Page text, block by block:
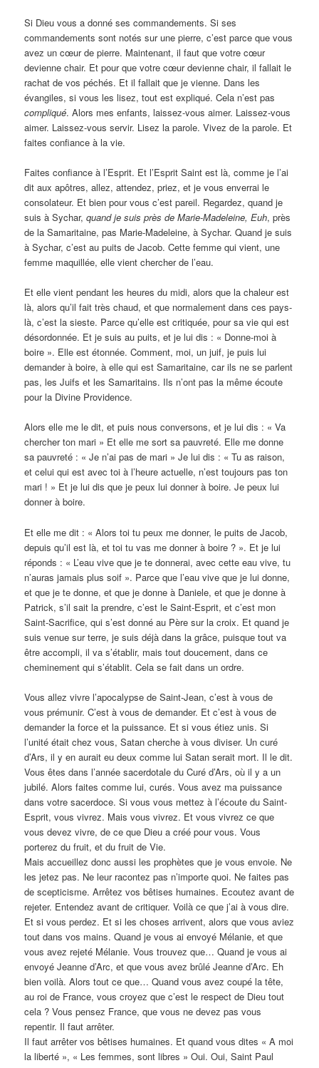
Si Dieu vous a donné ses commandements. Si ses
commandements sont notés sur une pierre, c’est parce que vous
avez un cœur de pierre. Maintenant, il faut que votre cœur
devienne chair. Et pour que votre cœur devienne chair, il fallait le
rachat de vos péchés. Et il fallait que je vienne. Dans les
évangiles, si vous les lisez, tout est expliqué. Cela n’est pas
compliqué. Alors mes enfants, laissez-vous aimer. Laissez-vous
aimer. Laissez-vous servir. Lisez la parole. Vivez de la parole. Et
faites confiance à la vie.
Faites confiance à l’Esprit. Et l’Esprit Saint est là, comme je l’ai
dit aux apôtres, allez, attendez, priez, et je vous enverrai le
consolateur. Et bien pour vous c’est pareil. Regardez, quand je
suis à Sychar,quand je suis près de Marie-Madeleine, Euh, près
de la Samaritaine, pas Marie-Madeleine, à Sychar. Quand je suis
à Sychar, c’est au puits de Jacob. Cette femme qui vient, une
femme maquillée, elle vient chercher de l’eau.
Et elle vient pendant les heures du midi, alors que la chaleur est
là, alors qu’il fait très chaud, et que normalement dans ces pays-
là, c’est la sieste. Parce qu’elle est critiquée, pour sa vie qui est
désordonnée. Et je suis au puits, et je lui dis : « Donne-moi à
boire ». Elle est étonnée. Comment, moi, un juif, je puis lui
demander à boire, à elle qui est Samaritaine, car ils ne se parlent
pas, les Juifs et les Samaritains. Ils n’ont pas la même écoute
pour la Divine Providence.
Alors elle me le dit, et puis nous conversons, et je lui dis : « Va
chercher ton mari » Et elle me sort sa pauvreté. Elle me donne
sa pauvreté : « Je n’ai pas de mari » Je lui dis : « Tu as raison,
et celui qui est avec toi à l’heure actuelle, n’est toujours pas ton
mari ! » Et je lui dis que je peux lui donner à boire. Je peux lui
donner à boire.
Et elle me dit : « Alors toi tu peux me donner, le puits de Jacob,
depuis qu’il est là, et toi tu vas me donner à boire ? ». Et je lui
réponds : « L’eau vive que je te donnerai, avec cette eau vive, tu
n’auras jamais plus soif ». Parce que l’eau vive que je lui donne,
et que je te donne, et que je donne à Daniele, et que je donne à
Patrick, s’il sait la prendre, c’est le Saint-Esprit, et c’est mon
Saint-Sacrifice, qui s’est donné au Père sur la croix. Et quand je
suis venue sur terre, je suis déjà dans la grâce, puisque tout va
être accompli, il va s’établir, mais tout doucement, dans ce
cheminement qui s’établit. Cela se fait dans un ordre.
Vous allez vivre l’apocalypse de Saint-Jean, c’est à vous de
vous prémunir. C’est à vous de demander. Et c’est à vous de
demander la force et la puissance. Et si vous étiez unis. Si
l’unité était chez vous, Satan cherche à vous diviser. Un curé
d’Ars, il y en aurait eu deux comme lui Satan serait mort. Il le dit.
Vous êtes dans l’année sacerdotale du Curé d’Ars, où il y a un
jubilé. Alors faites comme lui, curés. Vous avez ma puissance
dans votre sacerdoce. Si vous vous mettez à l’écoute du Saint-
Esprit, vous vivrez. Mais vous vivrez. Et vous vivrez ce que
vous devez vivre, de ce que Dieu a créé pour vous. Vous
porterez du fruit, et du fruit de Vie.
Mais accueillez donc aussi les prophètes que je vous envoie. Ne
les jetez pas. Ne leur racontez pas n’importe quoi. Ne faites pas
de scepticisme. Arrêtez vos bêtises humaines. Ecoutez avant de
rejeter. Entendez avant de critiquer. Voilà ce que j’ai à vous dire.
Et si vous perdez. Et si les choses arrivent, alors que vous aviez
tout dans vos mains. Quand je vous ai envoyé Mélanie, et que
vous avez rejeté Mélanie. Vous trouvez que… Quand je vous ai
envoyé Jeanne d’Arc, et que vous avez brûlé Jeanne d’Arc. Eh
bien voilà. Alors tout ce que… Quand vous avez coupé la tête,
au roi de France, vous croyez que c’est le respect de Dieu tout
cela ? Vous pensez France, que vous ne devez pas vous
repentir. Il faut arrêter.
Il faut arrêter vos bêtises humaines. Et quand vous dites « A moi
la liberté », « Les femmes, sont libres » Oui. Oui, Saint Paul